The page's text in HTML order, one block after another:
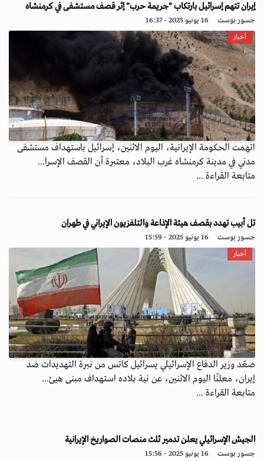
إيران تتهم إسرائيل بارتكاب "جريمة حرب" إثر قصف مستشفى في كرمنشاه
جسور بوست 16 يونيو 2025 - 16:37
أخبار
اتهمت الحكومة الإيرانية، اليوم الاثنين، إسرائيل باستهداف مستشفى
مدني في مدينة كرمنشاه غرب البلاد، معتبرة أن القصف الإسرا...
متابعة القراءة ...
تل أبيب تهدد بقصف هيئة الإذاعة والتلفزيون الإيراني في طهران
جسور بوست 16 يونيو 2025 - 15:59
أخبار
صعّد وزير الدفاع الإسرائيلي يسرائيل كاتس من نبرة التهديدات ضد
إيران، معلنًا اليوم الاثنين، عن نية بلاده استهداف مبنى هيئ...
متابعة القراءة ...
الجيش الإسرائيلي يعلن تدمير ثلث منصات الصواريخ الإيرانية
جسور بوست 16 يونيو 2025 - 15:56